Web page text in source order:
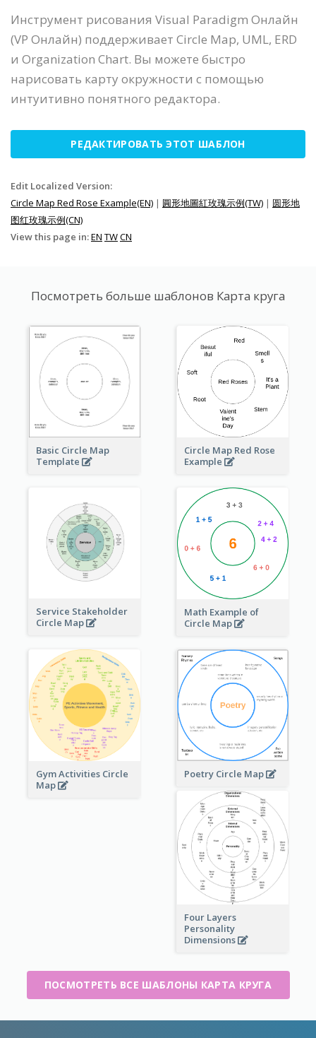
Инструмент рисования Visual Paradigm Онлайн
(VP Онлайн) поддерживает Circle Map, UML, ERD
и Organization Chart. Вы можете быстро
нарисовать карту окружности с помощью
интуитивно понятного редактора.
РЕДАКТИРОВАТЬ ЭТОТ ШАБЛОН
Edit Localized Version:
Circle Map Red Rose Example(EN) | 圓形地圖紅玫瑰示例(TW) | 圆形地
图红玫瑰示例(CN)
View this page in:EN TWCN
Посмотреть больше шаблонов Карта круга
Basic Circle Map
Template
Circle Map Red Rose
Example
Service Stakeholder
Circle Map
Math Example of
Circle Map
Gym Activities Circle
Map
Poetry Circle Map
Four Layers
Personality
Dimensions
ПОСМОТРЕТЬ ВСЕ ШАБЛОНЫ КАРТА КРУГА